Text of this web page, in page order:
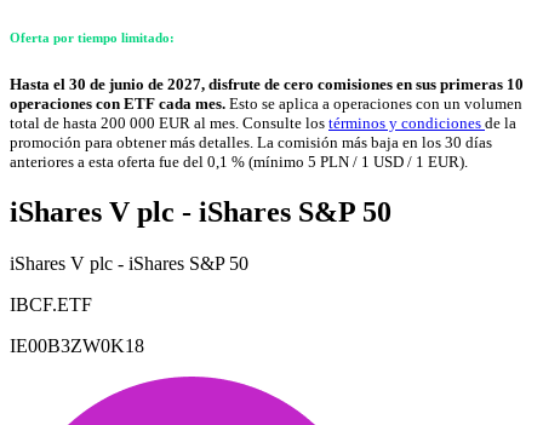
Oferta por tiempo limitado:
Hasta el 30 de junio de 2027, disfrute de cero comisiones en sus primeras 10
operaciones con ETF cada mes. Esto se aplica a operaciones con un volumen
total de hasta 200 000 EUR al mes. Consulte los términos y condiciones de la
promoción para obtener más detalles. La comisión más baja en los 30 días
anteriores a esta oferta fue del 0,1 % (mínimo 5 PLN / 1 USD / 1 EUR).
iShares V plc - iShares S&P 50
iShares V plc - iShares S&P 50
IBCF.ETF
IE00B3ZW0K18